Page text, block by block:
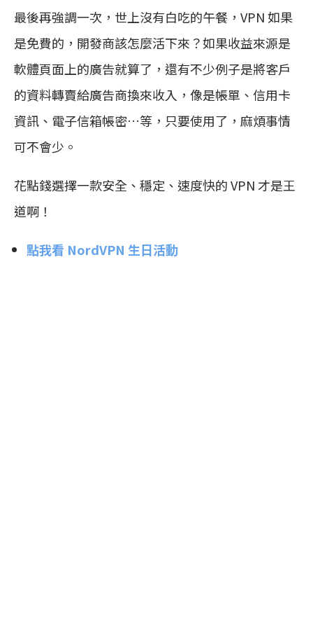
最後再強調一次，世上沒有白吃的午餐，VPN 如果
是免費的，開發商該怎麼活下來？如果收益來源是
軟體頁面上的廣告就算了，還有不少例子是將客戶
的資料轉賣給廣告商換來收入，像是帳單、信用卡
資訊、電子信箱帳密…等，只要使用了，麻煩事情
可不會少。
花點錢選擇一款安全、穩定、速度快的 VPN 才是王
道啊！
點我看 NordVPN 生日活動